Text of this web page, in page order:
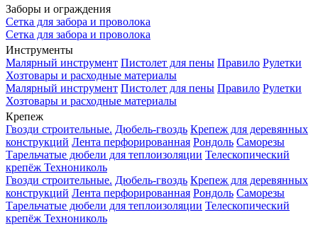
Заборы и ограждения
Сетка для забора и проволока
Сетка для забора и проволока
Инструменты
Малярный инструмент Пистолет для пены Правило Рулетки
Хозтовары и расходные материалы
Малярный инструмент Пистолет для пены Правило Рулетки
Хозтовары и расходные материалы
Крепеж
Гвозди строительные. Дюбель-гвоздь Крепеж для деревянных
конструкций Лента перфорированная Рондоль Саморезы
Тарельчатые дюбели для теплоизоляции Телескопический
крепёж Технониколь
Гвозди строительные. Дюбель-гвоздь Крепеж для деревянных
конструкций Лента перфорированная Рондоль Саморезы
Тарельчатые дюбели для теплоизоляции Телескопический
крепёж Технониколь